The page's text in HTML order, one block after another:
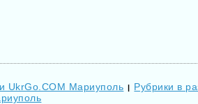
UkrGo.COM Мариуполь | Рубрики в